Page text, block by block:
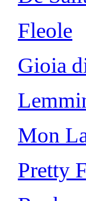
Fleole
Gioia
Mon
Pretty